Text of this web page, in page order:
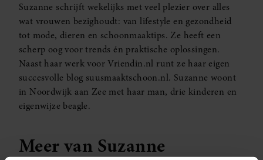
Suzanne schrijft wekelijks met veel plezier over alles
wat vrouwen bezighoudt: van lifestyle en gezondheid
tot mode, dieren en schoonmaaktips. Ze heeft een
scherp oog voor trends én praktische oplossingen.
Naast haar werk voor Vriendin.nl runt ze haar eigen
succesvolle blog suusmaaktschoon.nl. Suzanne woont
in Noordwijk aan Zee met haar man, drie kinderen en
eigenwijze beagle.
Meer van Suzanne